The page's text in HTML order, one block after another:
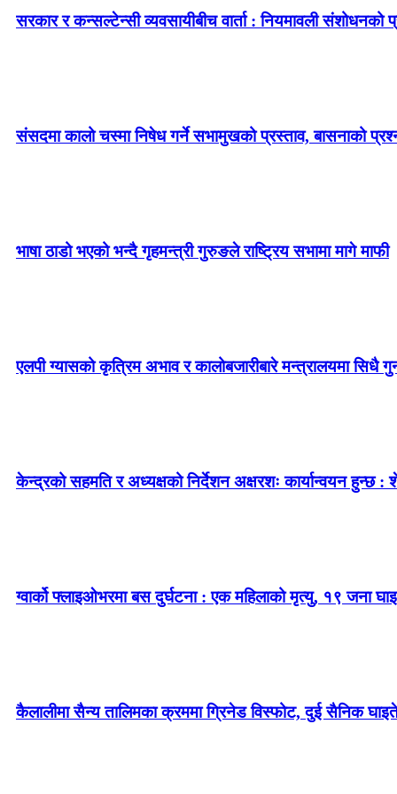
सरकार र कन्सल्टेन्सी व्यवसायीबीच वार्ता : नियमावली
संसदमा कालो चस्मा निषेध गर्ने सभामुखको प्रस्ताव, बासनाको
भाषा ठाडो भएको भन्दै गृहमन्त्री गुरुङले राष्ट्रिय सभामा मागे माफी
एलपी ग्यासको कृत्रिम अभाव र कालोबजारीबारे मन्त्रालयमा सिधै
केन्द्रको सहमति र अध्यक्षको निर्देशन अक्षरशः कार्यान्वयन हुन्छ :
ग्वार्को फ्लाइओभरमा बस दुर्घटना : एक महिलाको मृत्यु, १९ जना
कैलालीमा सैन्य तालिमका क्रममा ग्रिनेड विस्फोट, दुई सैनिक